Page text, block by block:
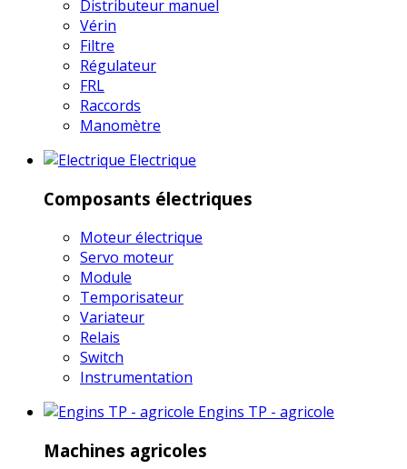
Distributeur manuel
Vérin
Filtre
Régulateur
FRL
Raccords
Manomètre
Electrique
Composants électriques
Moteur électrique
Servo moteur
Module
Temporisateur
Variateur
Relais
Switch
Instrumentation
Engins TP - agricole
Machines agricoles